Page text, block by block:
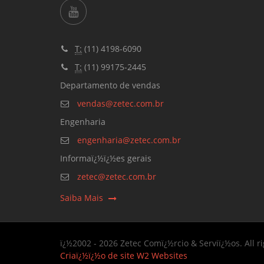
T: (11) 4198-6090
T: (11) 99175-2445
Departamento de vendas
vendas@zetec.com.br
Engenharia
engenharia@zetec.com.br
Informaï¿½ï¿½es gerais
zetec@zetec.com.br
Saiba Mais
ï¿½2002 - 2026 Zetec Comï¿½rcio & Serviï¿½os. All
Criaï¿½ï¿½o de site W2 Websites